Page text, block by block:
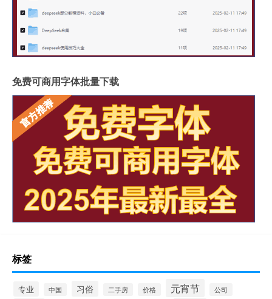
免费可商用字体批量下载
标签
专业 中国 习俗 二手房 价格 元宵节 公司